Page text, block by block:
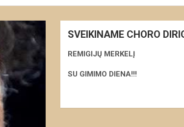
SVEIKINAME CHORO
REMIGIJŲ MERKELĮ
SU GIMIMO DIENA!!!